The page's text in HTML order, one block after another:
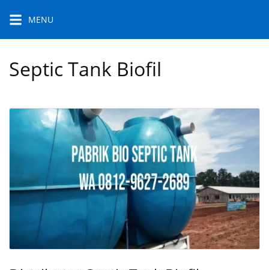
content
MENU
Septic Tank Biofil